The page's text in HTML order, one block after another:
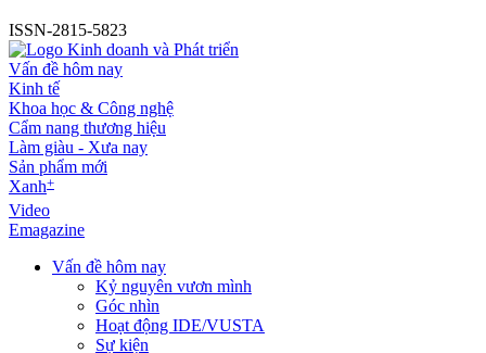
ISSN-2815-5823
Vấn đề hôm nay
Kinh tế
Khoa học & Công nghệ
Cẩm nang thương hiệu
Làm giàu - Xưa nay
Sản phẩm mới
Xanh+
Video
Emagazine
Vấn đề hôm nay
Kỷ nguyên vươn mình
Góc nhìn
Hoạt động IDE/VUSTA
Sự kiện